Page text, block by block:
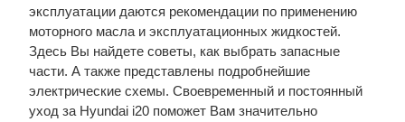
эксплуатации даются рекомендации по применению
моторного масла и эксплуатационных жидкостей.
Здесь Вы найдете советы, как выбрать запасные
части. А также представлены подробнейшие
электрические схемы. Своевременный и постоянный
уход за Hyundai i20 поможет Вам значительно